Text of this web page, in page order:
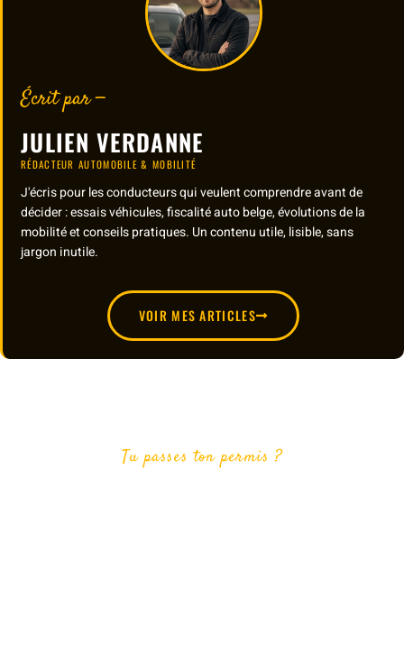
Écrit par —
JULIEN VERDANNE
RÉDACTEUR AUTOMOBILE & MOBILITÉ
J'écris pour les conducteurs qui veulent comprendre avant de
décider : essais véhicules, fiscalité auto belge, évolutions de la
mobilité et conseils pratiques. Un contenu utile, lisible, sans
jargon inutile.
VOIR MES ARTICLES
Tu passes ton permis ?